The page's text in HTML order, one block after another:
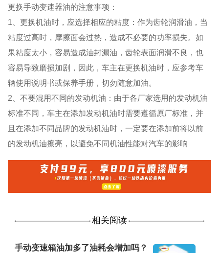
更换手动变速器油的注意事项：
1、更换机油时，应选择相应的粘度：作为齿轮润滑油，当
粘度过高时，摩擦面会过热，造成不必要的功率损失。如
果粘度太小，容易造成油封漏油，齿轮表面润滑不良，也
容易导致磨损加剧，因此，车主在更换机油时，应参考车
辆使用说明书或保养手册，切勿随意加油。
2、不要混用不同的发动机油：由于各厂家选用的发动机油
标准不同，车主在添加发动机油时需要遵循原厂标准，并
且在添加不同品牌的发动机油时，一定要在添加前将以前
的发动机油擦亮，以避免不同机油性能对汽车的影响
相关阅读
手动变速箱油加多了油耗会增加吗？